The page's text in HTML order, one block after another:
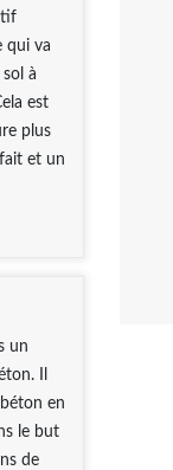
qui va
à
est
plus
et un
un
Il
en
le but
de